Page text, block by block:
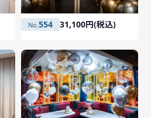
554 31,100円(税込)